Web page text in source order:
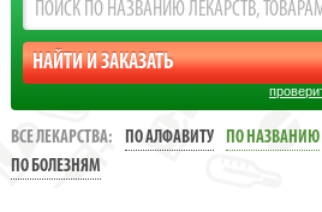
ВСЕ ЛЕКАРСТВА: ПО АЛФАВИТУ ПО НАЗВАНИЮ
ПО БОЛЕЗНЯМ